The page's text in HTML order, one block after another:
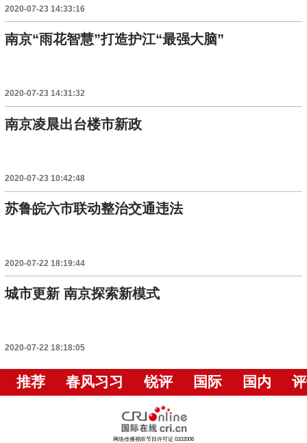
2020-07-23 14:33:16
南京“雨花智慧”打造护江“最强大脑”
2020-07-23 14:31:32
南京凌晨出台楼市新政
2020-07-23 10:42:48
苏鲁皖六市联动整治交通违法
2020-07-22 18:19:44
城市更新 南京探索新模式
2020-07-22 18:18:05
推荐 春风习习 锐评 国际 国内
网络传播视听节目许可证 0102006